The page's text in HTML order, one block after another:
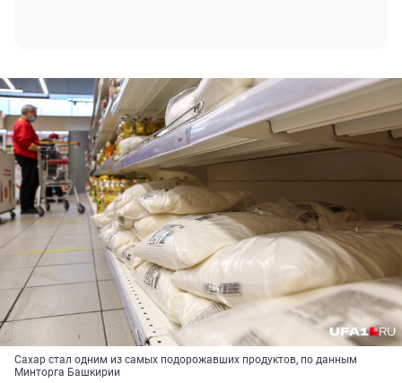
Сахар стал одним из самых подорожавших продуктов, по данным
Минторга Башкирии